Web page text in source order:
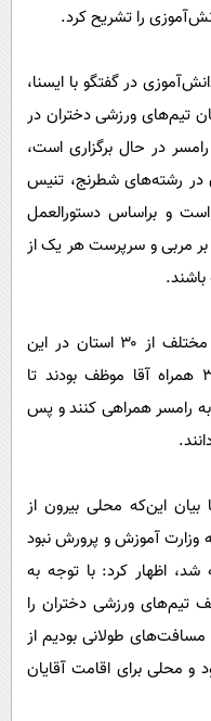
را تشریح کرد.
در گفتگو با ایسنا،
تیم‌های ورزشی دختران در
در حال برگزاری است،
در رشته‌های شطرنج، تنیس
و براساس دستورالعمل
بر مربی و سرپرست هر یک از
وی با اشاره به این‌که تیم‌های ورزشی مختلف از ۳۰ استان در این
رقابت‌ها حضور پیدا کرده‌اند، گفت: ۳۰ همراه آقا موظف بودند تا
رامسر همراهی کنند و پس
این‌که محلی بیرون از
وزارت آموزش و پرورش نبود
شد، اظهار کرد: با توجه به
تیم‌های ورزشی دختران را
طولانی بودیم از
و محلی برای اقامت آقایان